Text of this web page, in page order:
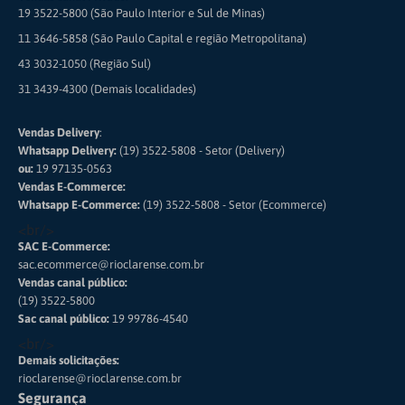
Segurança
19 3522-5800 (São Paulo Interior e Sul de Minas)
11 3646-5858 (São Paulo Capital e região Metropolitana)
43 3032-1050 (Região Sul)
31 3439-4300 (Demais localidades)
Vendas Delivery:
Whatsapp Delivery: (19) 3522-5808 - Setor (Delivery)
ou: 19 97135-0563
Vendas E-Commerce:
Whatsapp E-Commerce: (19) 3522-5808 - Setor (Ecommerce)
<br/>
SAC E-Commerce:
sac.ecommerce@rioclarense.com.br
Vendas canal público:
(19) 3522-5800
Sac canal público: 19 99786-4540
<br/>
Demais solicitações:
rioclarense@rioclarense.com.br